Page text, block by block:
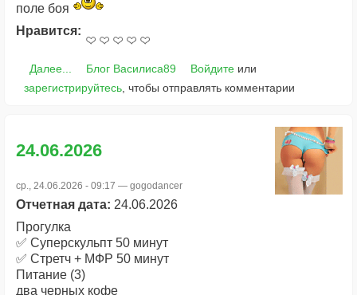
поле боя
Нравится:
Далее... Блог Василиса89 Войдитеили
зарегистрируйтесь , чтобы отправлять комментарии
24.06.2026
ср., 24.06.2026 - 09:17 — gogodancer
Отчетная дата: 24.06.2026
Прогулка
✅ Суперскульпт 50 минут
✅ Стретч + МФР 50 минут
Питание (3)
два черных кофе